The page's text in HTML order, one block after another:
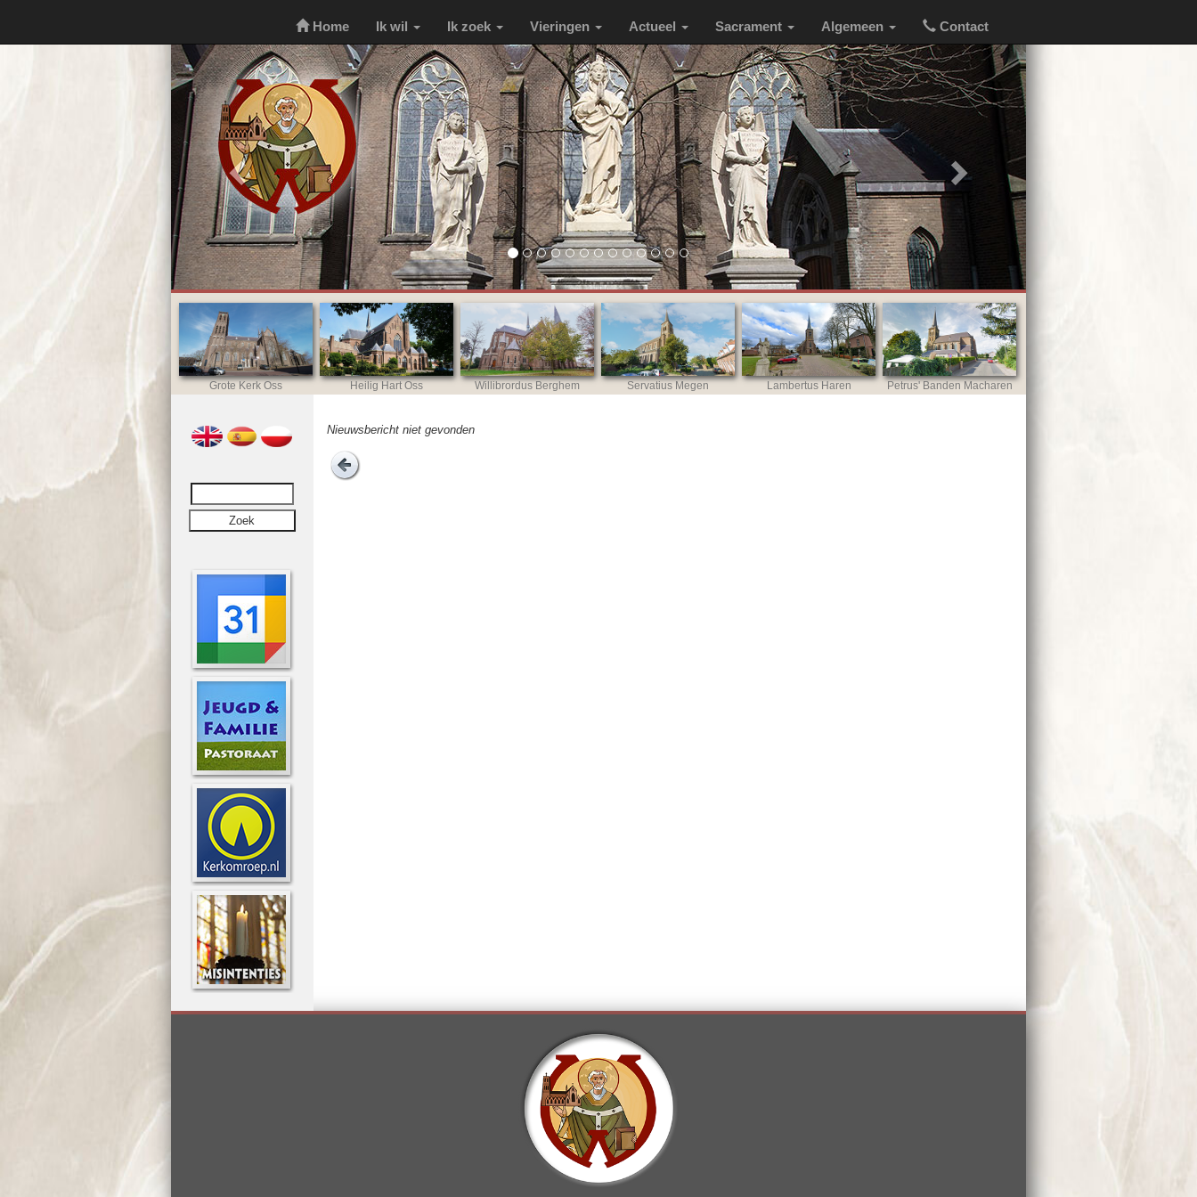
Home Ik wil Ik zoek Vieringen Actueel Sacrament Algemeen Contact
Previous Next
Grote Kerk Oss Heilig Hart Oss Willibrordus Berghem Servatius Megen Lambertus Haren Petrus' Banden Macharen
Nieuwsbericht niet gevonden